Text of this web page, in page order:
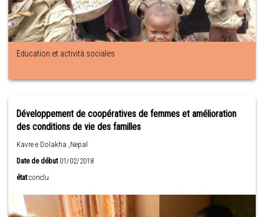
Education et actività sociales
Développement de coopératives de femmes et amélioration
des conditions de vie des familles
Kavre e Dolakha ,Nepal
Date de début01/02/2018
état conclu